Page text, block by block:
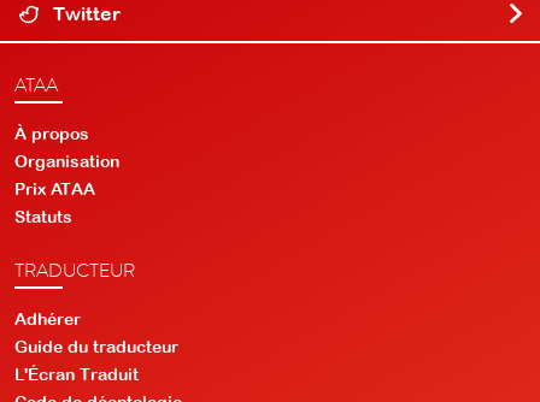
Twitter
ATAA
À propos
Organisation
Prix ATAA
Statuts
TRADUCTEUR
Adhérer
Guide du traducteur
L'Écran Traduit